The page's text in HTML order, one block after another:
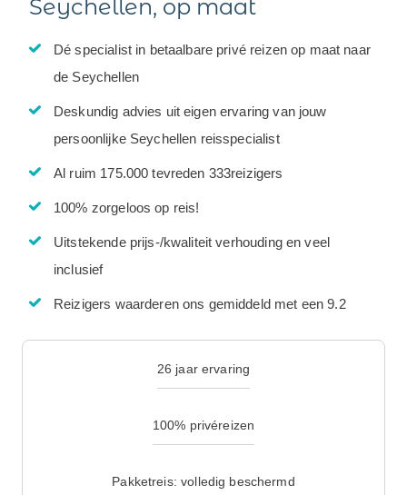
Seychellen, op maat
Dé specialist in betaalbare privé reizen op maat naar
de Seychellen
Deskundig advies uit eigen ervaring van jouw
persoonlijke Seychellen reisspecialist
Al ruim 175.000 tevreden 333reizigers
100% zorgeloos op reis!
Uitstekende prijs-/kwaliteit verhouding en veel
inclusief
Reizigers waarderen ons gemiddeld met een 9.2
26 jaar ervaring
100% privéreizen
Pakketreis: volledig beschermd